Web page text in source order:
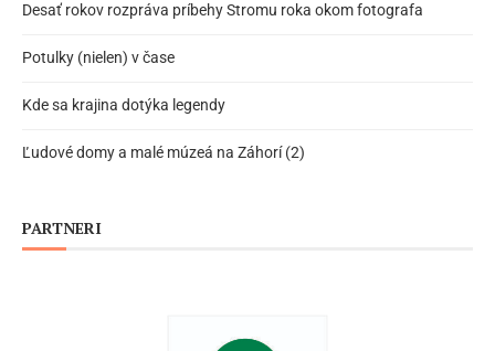
Desať rokov rozpráva príbehy Stromu roka okom fotografa
Potulky (nielen) v čase
Kde sa krajina dotýka legendy
Ľudové domy a malé múzeá na Záhorí (2)
PARTNERI